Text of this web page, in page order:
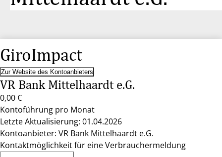
GiroImpact
Zur Website des Kontoanbieters
VR Bank Mittelhaardt e.G.
0,00 €
Kontoführung pro Monat
Letzte Aktualisierung: 01.04.2026
Kontoanbieter: VR Bank Mittelhaardt e.G.
Kontaktmöglichkeit für eine Verbrauchermeldung